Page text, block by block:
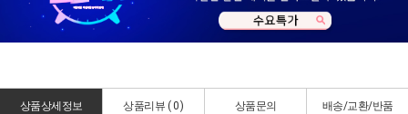
상품상세정보 상품리뷰 (0) 상품문의 배송/교환/반품